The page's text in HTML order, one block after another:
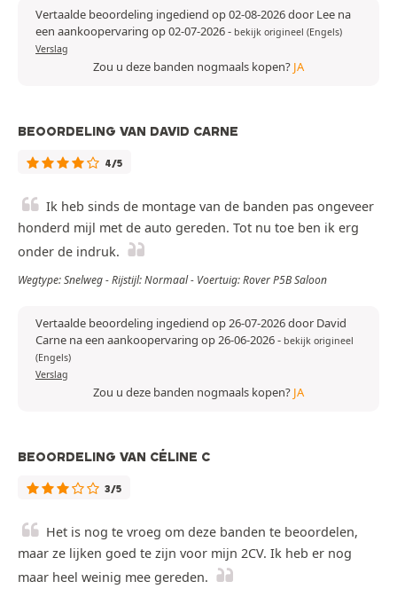
Vertaalde beoordeling ingediend op 02-08-2026 door Lee na
een aankoopervaring op 02-07-2026- bekijk origineel (Engels)
Verslag
Zou u deze banden nogmaals kopen? JA
BEOORDELING VAN DAVID CARNE
4/5
Ik heb sinds de montage van de banden pas ongeveer
honderd mijl met de auto gereden. Tot nu toe ben ik erg
onder de indruk.
Wegtype: Snelweg - Rijstijl: Normaal - Voertuig: Rover P5B Saloon
Vertaalde beoordeling ingediend op 26-07-2026 door David
Carne na een aankoopervaring op 26-06-2026- bekijk origineel
(Engels)
Verslag
Zou u deze banden nogmaals kopen? JA
BEOORDELING VAN CÉLINE C
3/5
Het is nog te vroeg om deze banden te beoordelen,
maar ze lijken goed te zijn voor mijn 2CV. Ik heb er nog
maar heel weinig mee gereden.